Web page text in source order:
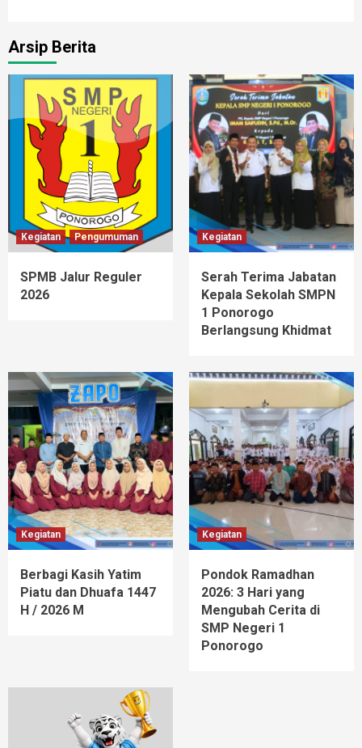
Arsip Berita
Kegiatan Pengumuman
SPMB Jalur Reguler
2026
Kegiatan
Serah Terima Jabatan
Kepala Sekolah SMPN
1 Ponorogo
Berlangsung Khidmat
Kegiatan
Berbagi Kasih Yatim
Piatu dan Dhuafa 1447
H / 2026 M
Kegiatan
Pondok Ramadhan
2026: 3 Hari yang
Mengubah Cerita di
SMP Negeri 1
Ponorogo